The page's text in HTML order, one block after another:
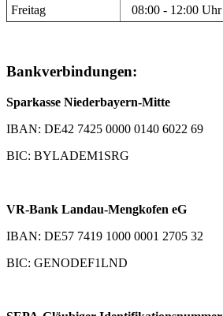
Freitag
08:00 - 12:00 Uhr
Bankverbindungen:
Sparkasse Niederbayern-Mitte
IBAN: DE42 7425 0000 0140 6022 69
BIC: BYLADEM1SRG
VR-Bank Landau-Mengkofen eG
IBAN: DE57 7419 1000 0001 2705 32
BIC: GENODEF1LND